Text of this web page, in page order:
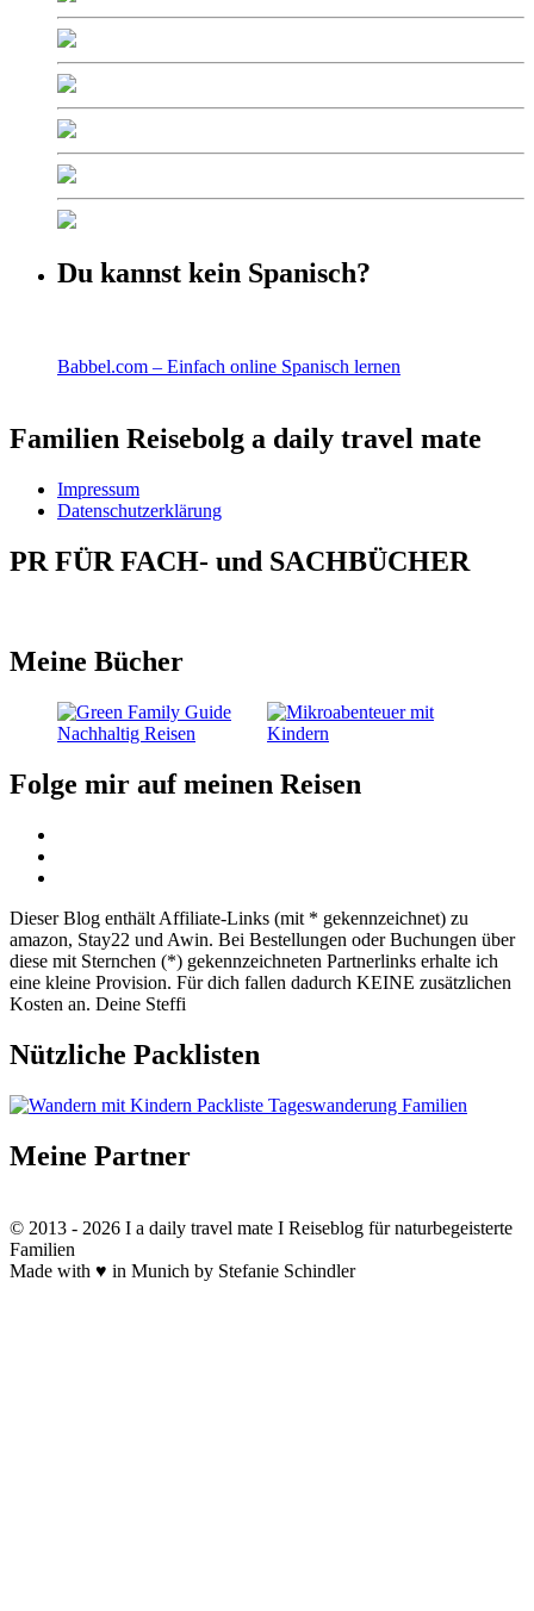
Du kannst kein Spanisch?
Babbel.com – Einfach online Spanisch lernen
Familien Reisebolg a daily travel mate
Impressum
Datenschutzerklärung
PR FÜR FACH- und SACHBÜCHER
Meine Bücher
Folge mir auf meinen Reisen
Dieser Blog enthält Affiliate-Links (mit * gekennzeichnet) zu
amazon, Stay22 und Awin. Bei Bestellungen oder Buchungen über
diese mit Sternchen (*) gekennzeichneten Partnerlinks erhalte ich
eine kleine Provision. Für dich fallen dadurch KEINE zusätzlichen
Kosten an. Deine Steffi
Nützliche Packlisten
Meine Partner
© 2013 - 2026 I a daily travel mate I Reiseblog für naturbegeisterte
Familien
Made with ♥ in Munich by Stefanie Schindler